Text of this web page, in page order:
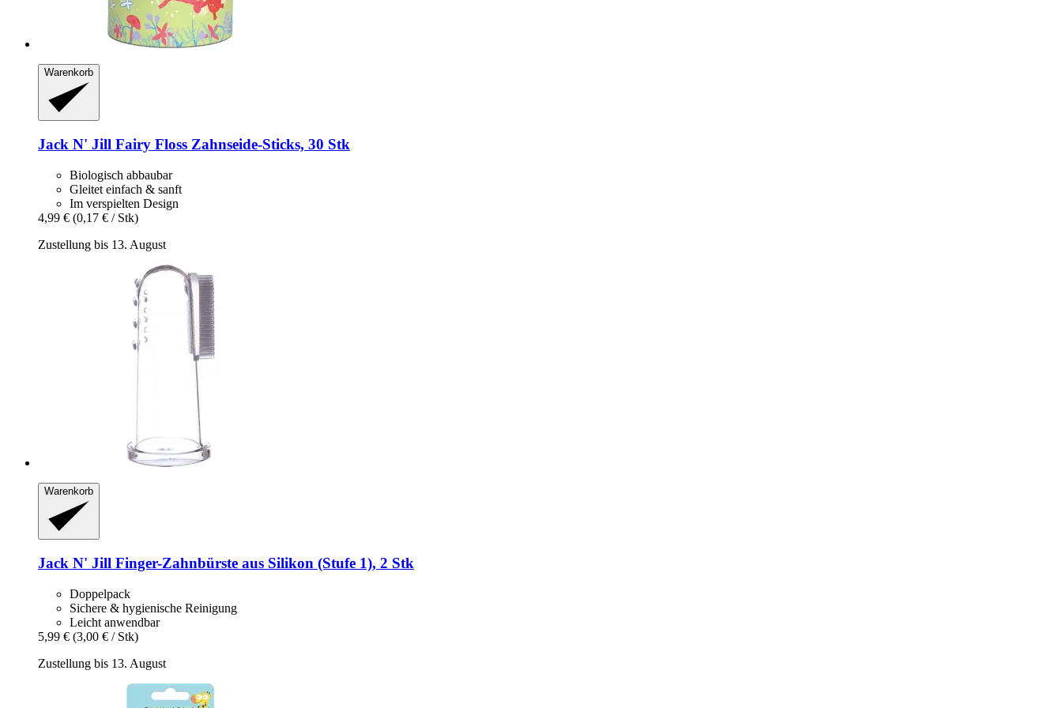
Warenkorb
Jack N' Jill Fairy Floss Zahnseide-​Sticks, 30 Stk
Biologisch abbaubar
Gleitet einfach & sanft
Im verspielten Design
4,99 € (0,17 € / Stk)
Zustellung bis 13. August
Warenkorb
Jack N' Jill Finger-​Zahnbürste aus Silikon (Stufe 1), 2 Stk
Doppelpack
Sichere & hygienische Reinigung
Leicht anwendbar
5,99 € (3,00 € / Stk)
Zustellung bis 13. August